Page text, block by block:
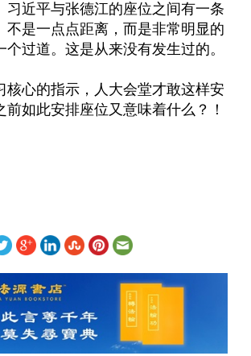
习近平与张德江的座位之间有一条
不是一点点距离，而是非常明显的
个过道。这是从来没有发生过的。
核心的指示，人大会堂才敢这样安
前如此安排座位又意味着什么？！